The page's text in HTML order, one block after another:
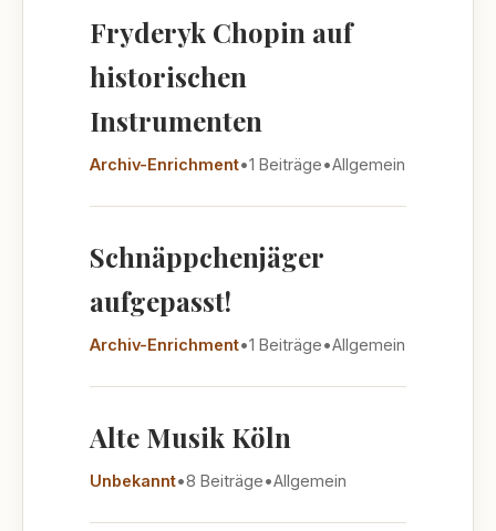
Fryderyk Chopin auf
historischen
Instrumenten
Archiv-Enrichment•1 Beiträge•Allgemein
Schnäppchenjäger
aufgepasst!
Archiv-Enrichment•1 Beiträge•Allgemein
Alte Musik Köln
Unbekannt•8 Beiträge•Allgemein